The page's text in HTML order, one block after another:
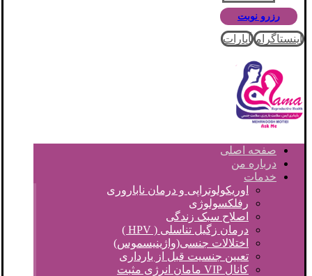
رزرو نوبت
اینستاگرام آپارات
صفحه اصلی
درباره من
خدمات
اوریکولوتراپی و درمان ناباروری
رفلکسولوژی
اصلاح سبک زندگی
درمان زگیل تناسلی ( HPV )
اختلالات جنسی(واژینیسموس)
تعیین جنسیت قبل از بارداری
کانال VIP مامان انرژی مثبت